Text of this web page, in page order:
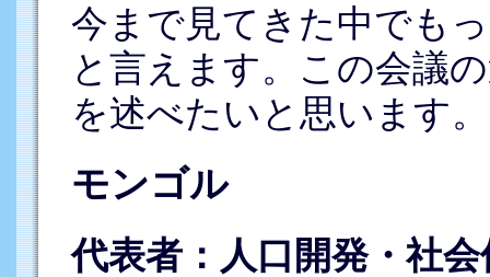
今まで見てきた中でも
と言えます。この会議
を述べたいと思います
モンゴル
代表者：人口開発・社